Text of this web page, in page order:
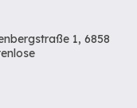
1, 6858